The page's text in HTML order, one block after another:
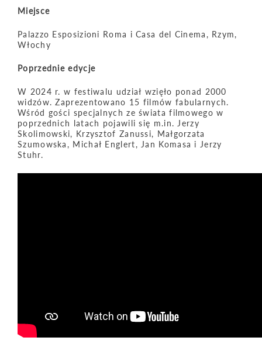
Miejsce
Palazzo Esposizioni Roma i Casa del Cinema, Rzym,
Włochy
Poprzednie edycje
W 2024 r. w festiwalu udział wzięło ponad 2000
widzów. Zaprezentowano 15 filmów fabularnych.
Wśród gości specjalnych ze świata filmowego w
poprzednich latach pojawili się m.in. Jerzy
Skolimowski, Krzysztof Zanussi, Małgorzata
Szumowska, Michał Englert, Jan Komasa i Jerzy
Stuhr.